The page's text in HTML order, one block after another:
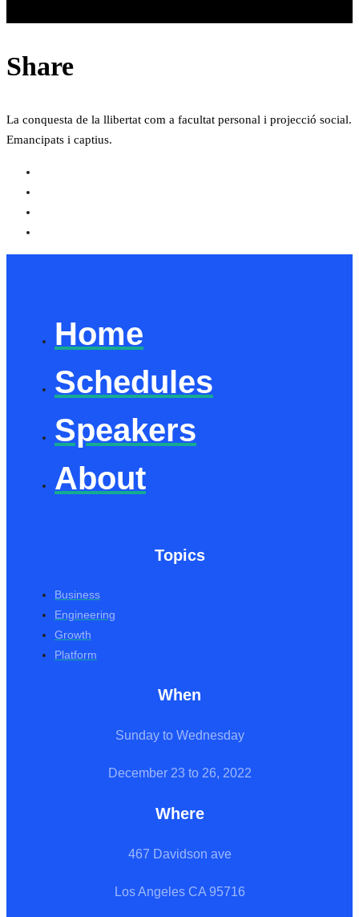
Share
La conquesta de la llibertat com a facultat personal i projecció social.
Emancipats i captius.
Home
Schedules
Speakers
About
Topics
Business
Engineering
Growth
Platform
When
Sunday to Wednesday
December 23 to 26, 2022
Where
467 Davidson ave
Los Angeles CA 95716